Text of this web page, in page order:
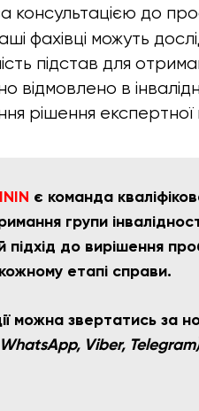
до
фахівці можуть
підстав для
в
рішення
є команда
групи
до вирішення
етапі справи.
можна звертатись за
WhatsApp, Viber,